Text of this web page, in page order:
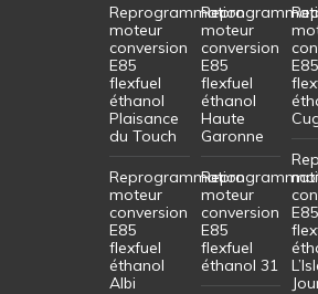
Reprogrammation
moteur
conversion
E85
flexfuel
éthanol
Plaisance
du Touch
Reprogrammation
moteur
conversion
E85
flexfuel
éthanol
Albi
moteur
conversion
E85
flexfuel
éthanol
Haute
Garonne
moteur
conversion
E85
flexfuel
éthanol 31
E85
E85